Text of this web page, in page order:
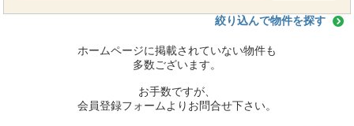
絞り込んで物件を探す
ホームページに掲載されていない物件も
多数ございます。
お手数ですが、
会員登録フォームよりお問合せ下さい。